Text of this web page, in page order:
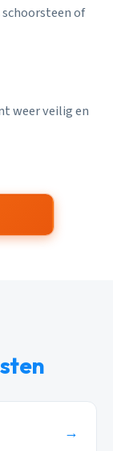
of
weer veilig en
→